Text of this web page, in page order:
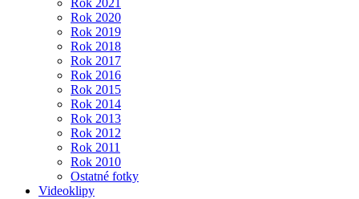
Rok 2021
Rok 2020
Rok 2019
Rok 2018
Rok 2017
Rok 2016
Rok 2015
Rok 2014
Rok 2013
Rok 2012
Rok 2011
Rok 2010
Ostatné fotky
Videoklipy